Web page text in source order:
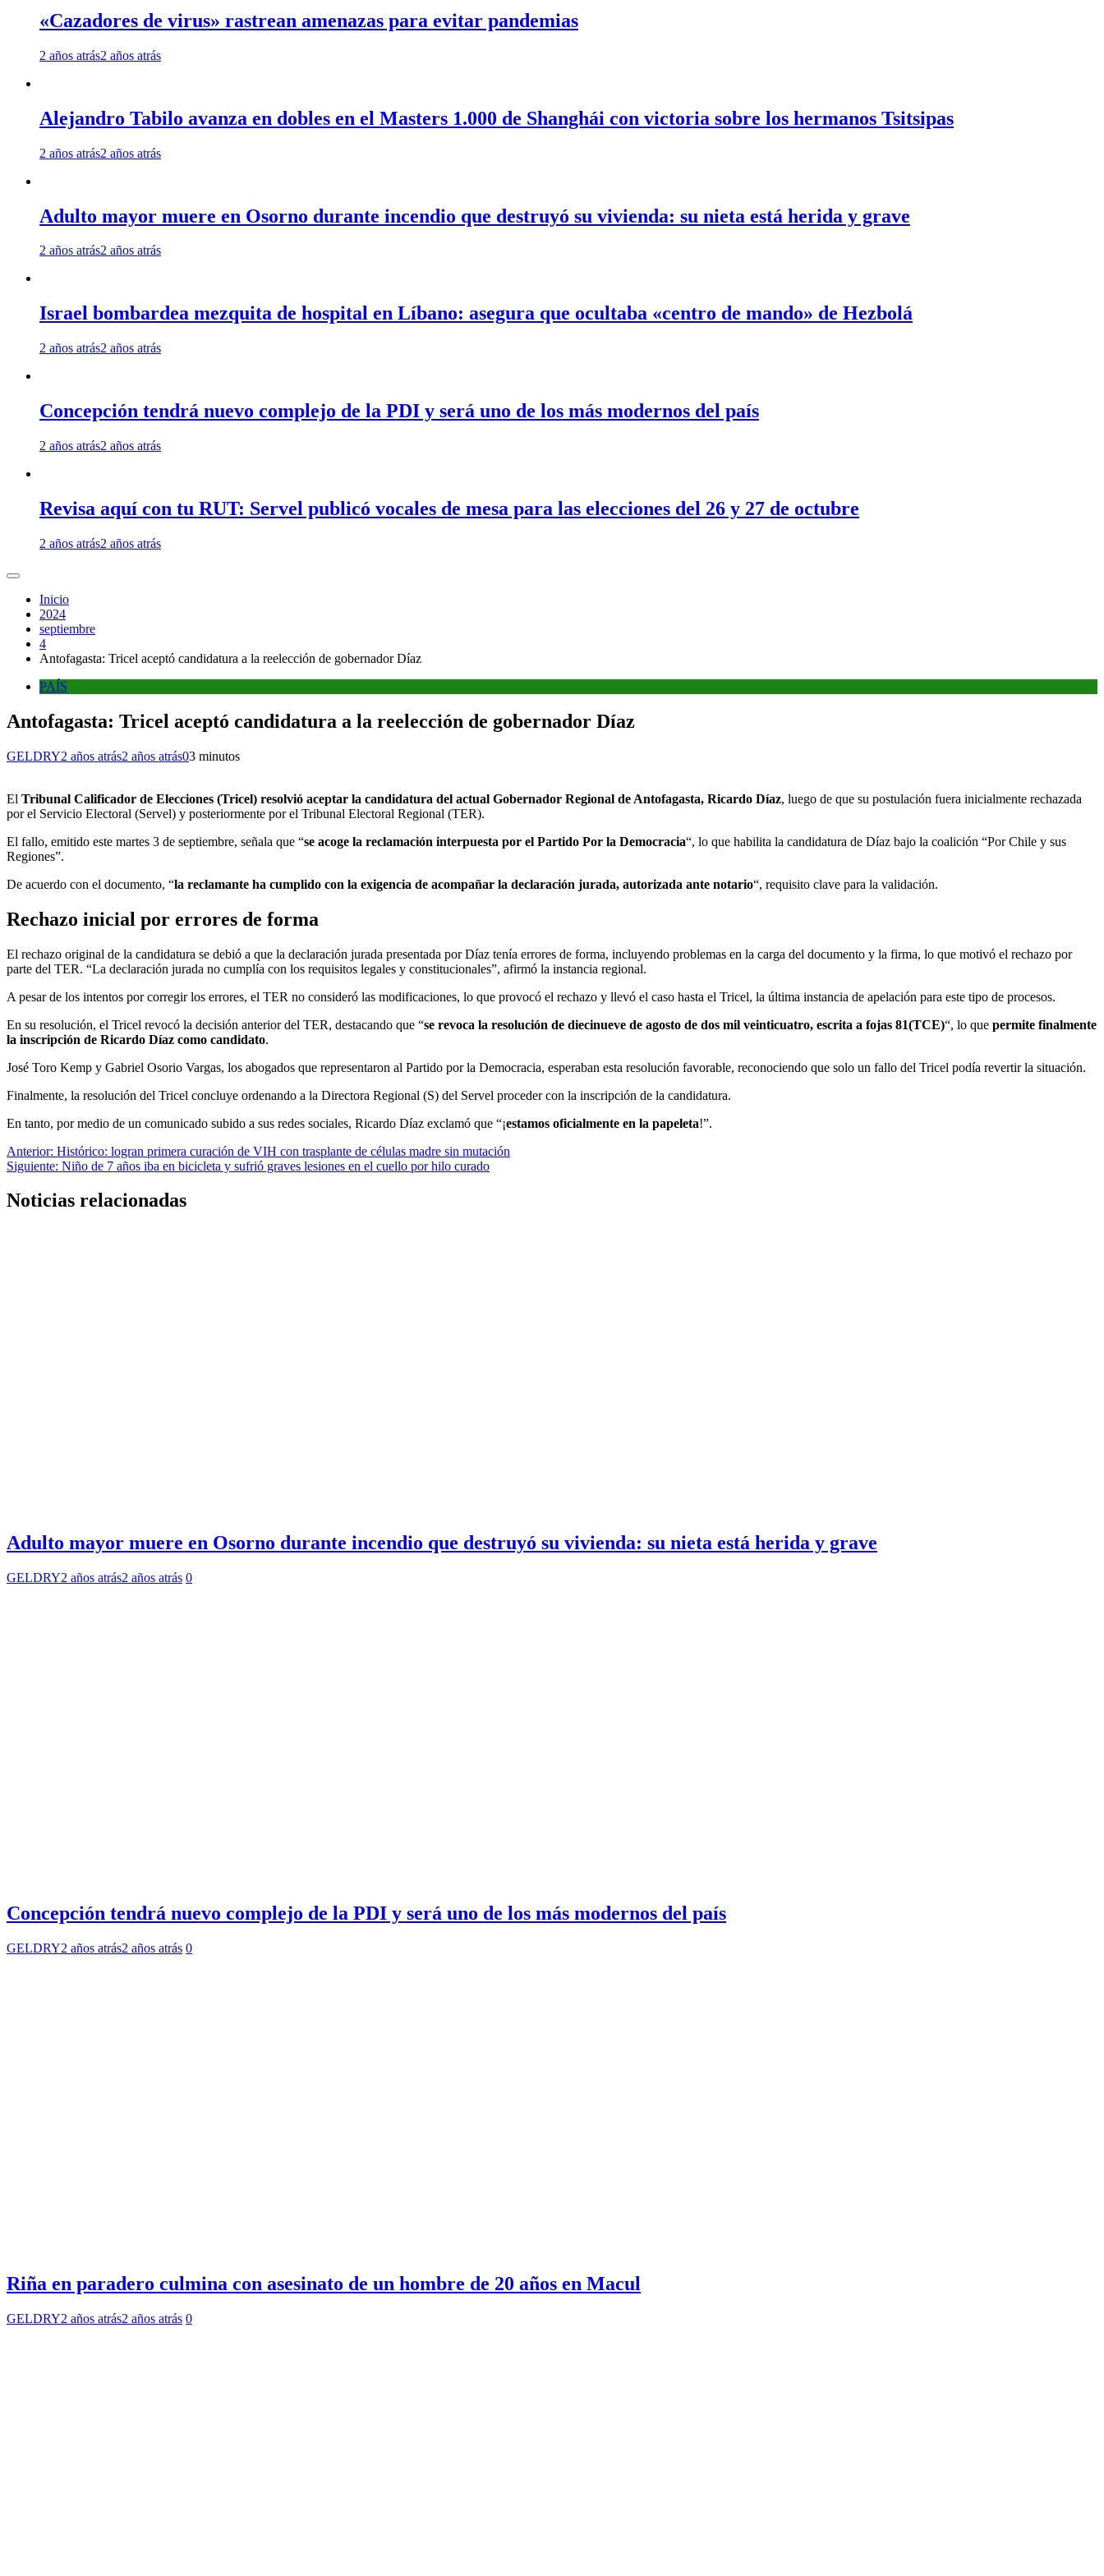
«Cazadores de virus» rastrean amenazas para evitar pandemias
2 años atrás2 años atrás
Alejandro Tabilo avanza en dobles en el Masters 1.000 de Shanghái con victoria sobre los hermanos Tsitsipas
2 años atrás2 años atrás
Adulto mayor muere en Osorno durante incendio que destruyó su vivienda: su nieta está herida y grave
2 años atrás2 años atrás
Israel bombardea mezquita de hospital en Líbano: asegura que ocultaba «centro de mando» de Hezbolá
2 años atrás2 años atrás
Concepción tendrá nuevo complejo de la PDI y será uno de los más modernos del país
2 años atrás2 años atrás
Revisa aquí con tu RUT: Servel publicó vocales de mesa para las elecciones del 26 y 27 de octubre
2 años atrás2 años atrás
Inicio
2024
septiembre
4
Antofagasta: Tricel aceptó candidatura a la reelección de gobernador Díaz
PAÍS
Antofagasta: Tricel aceptó candidatura a la reelección de gobernador Díaz
GELDRY2 años atrás2 años atrás03 minutos
El Tribunal Calificador de Elecciones (Tricel) resolvió aceptar la candidatura del actual Gobernador Regional de Antofagasta, Ricardo Díaz, luego de que su postulación fuera inicialmente rechazada
por el Servicio Electoral (Servel) y posteriormente por el Tribunal Electoral Regional (TER).
El fallo, emitido este martes 3 de septiembre, señala que “se acoge la reclamación interpuesta por el Partido Por la Democracia“, lo que habilita la candidatura de Díaz bajo la coalición “Por Chile y sus
Regiones”.
De acuerdo con el documento, “la reclamante ha cumplido con la exigencia de acompañar la declaración jurada, autorizada ante notario“, requisito clave para la validación.
Rechazo inicial por errores de forma
El rechazo original de la candidatura se debió a que la declaración jurada presentada por Díaz tenía errores de forma, incluyendo problemas en la carga del documento y la firma, lo que motivó el rechazo por
parte del TER. “La declaración jurada no cumplía con los requisitos legales y constitucionales”, afirmó la instancia regional.
A pesar de los intentos por corregir los errores, el TER no consideró las modificaciones, lo que provocó el rechazo y llevó el caso hasta el Tricel, la última instancia de apelación para este tipo de procesos.
En su resolución, el Tricel revocó la decisión anterior del TER, destacando que “se revoca la resolución de diecinueve de agosto de dos mil veinticuatro, escrita a fojas 81(TCE)“, lo que permite finalmente
la inscripción de Ricardo Díaz como candidato.
José Toro Kemp y Gabriel Osorio Vargas, los abogados que representaron al Partido por la Democracia, esperaban esta resolución favorable, reconociendo que solo un fallo del Tricel podía revertir la situación.
Finalmente, la resolución del Tricel concluye ordenando a la Directora Regional (S) del Servel proceder con la inscripción de la candidatura.
En tanto, por medio de un comunicado subido a sus redes sociales, Ricardo Díaz exclamó que “¡estamos oficialmente en la papeleta!”.
Navegación
de
entradas
Anterior: Histórico: logran primera curación de VIH con trasplante de células madre sin mutación
Siguiente: Niño de 7 años iba en bicicleta y sufrió graves lesiones en el cuello por hilo curado
Noticias relacionadas
Adulto mayor muere en Osorno durante incendio que destruyó su vivienda: su nieta está herida y grave
GELDRY2 años atrás2 años atrás 0
Concepción tendrá nuevo complejo de la PDI y será uno de los más modernos del país
GELDRY2 años atrás2 años atrás 0
Riña en paradero culmina con asesinato de un hombre de 20 años en Macul
GELDRY2 años atrás2 años atrás 0